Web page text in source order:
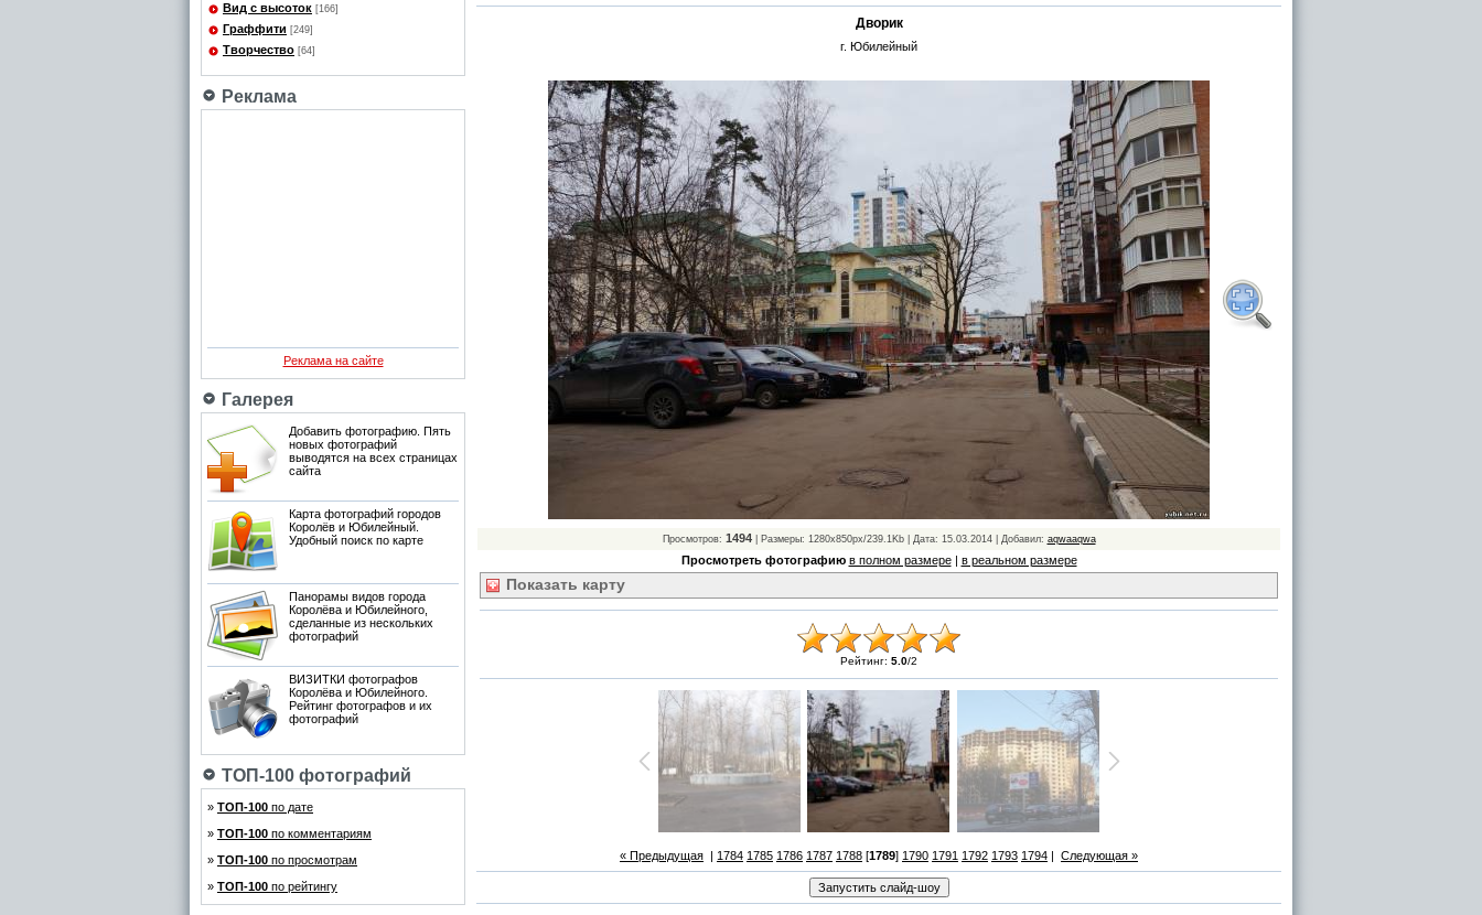
Вид с высоток [166]
Граффити [249]
Творчество [64]
Реклама
Реклама на сайте
Галерея
Добавить фотографию. Пять
новых фотографий
выводятся на всех страницах
сайта
Карта фотографий городов
Королёв и Юбилейный.
Удобный поиск по карте
Панорамы видов города
Королёва и Юбилейного,
сделанные из нескольких
фотографий
ВИЗИТКИ фотографов
Королёва и Юбилейного.
Рейтинг фотографов и их
фотографий
ТОП-100 фотографий
» ТОП-100 по дате
» ТОП-100 по комментариям
» ТОП-100 по просмотрам
» ТОП-100 по рейтингу
Дворик
г. Юбилейный
Просмотров: 1494| Размеры: 1280x850px/239.1Kb | Дата: 15.03.2014 | Добавил: aqwaaqwa
Просмотреть фотографию в полном размере| в реальном размере
Показать карту
Рейтинг: 5.0/2
« Предыдущая | 1784 1785 1786 1787 1788 [1789] 1790 1791 1792 1793 1794 | Следующая »